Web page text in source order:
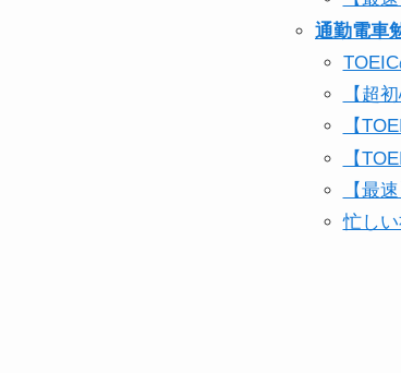
通勤電車
【超
【
【
【最
忙し